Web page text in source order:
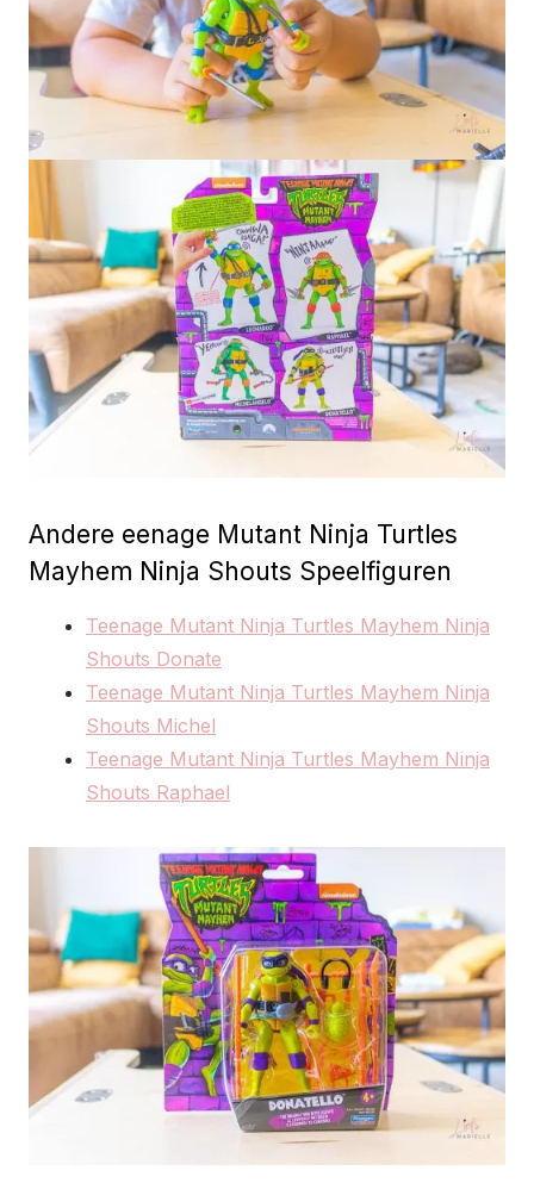
Andere eenage Mutant Ninja Turtles
Mayhem Ninja Shouts Speelfiguren
Teenage Mutant Ninja Turtles Mayhem Ninja
Shouts Donate
Teenage Mutant Ninja Turtles Mayhem Ninja
Shouts Michel
Teenage Mutant Ninja Turtles Mayhem Ninja
Shouts Raphael